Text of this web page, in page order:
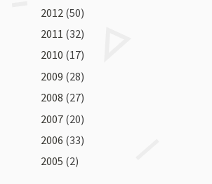
2012 (50)
2011 (32)
2010 (17)
2009 (28)
2008 (27)
2007 (20)
2006 (33)
2005 (2)